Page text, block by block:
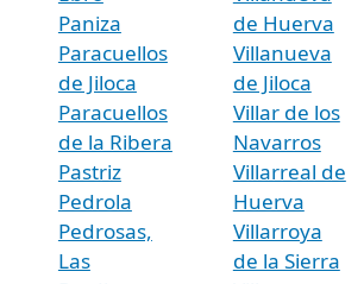
Paniza
Paracuellos
de Jiloca
Paracuellos
de la Ribera
Pastriz
Pedrola
Pedrosas,
Las
de Huerva
Villanueva
de Jiloca
Villar de los
Navarros
Villarreal de
Huerva
Villarroya
de la Sierra